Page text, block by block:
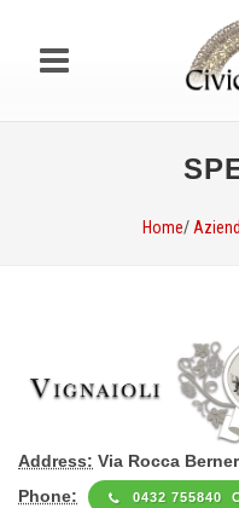
Home/
Address: Via Rocca
Phone:
0432 755840